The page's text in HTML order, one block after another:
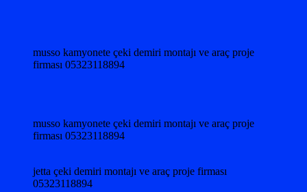
musso kamyonete çeki demiri montajı ve araç proje
firması 05323118894
musso kamyonete çeki demiri montajı ve araç proje
firması 05323118894
jetta çeki demiri montajı ve araç proje firması
05323118894